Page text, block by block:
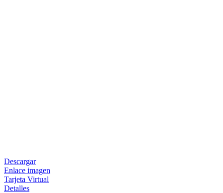
Descargar
Enlace imagen
Tarjeta Virtual
Detalles